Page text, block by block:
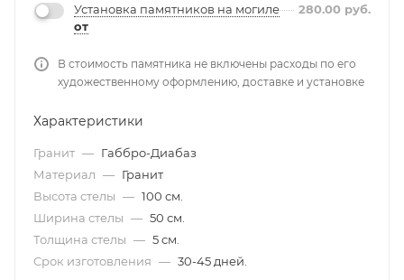
Установка памятников на могиле
от
280.00 руб.
В стоимость памятника не включены расходы по его
художественному оформлению, доставке и установке
Характеристики
Гранит — Габбро-Диабаз
Материал — Гранит
Высота стелы — 100 см.
Ширина стелы — 50 см.
Толщина стелы — 5 см.
Срок изготовления — 30-45 дней.